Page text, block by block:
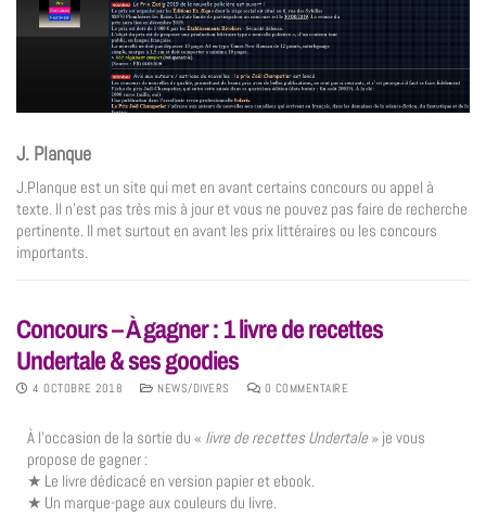
J. Planque
J.Planque est un site qui met en avant certains concours ou appel à
texte. Il n’est pas très mis à jour et vous ne pouvez pas faire de recherche
pertinente. Il met surtout en avant les prix littéraires ou les concours
importants.
Concours – À gagner : 1 livre de recettes
Undertale & ses goodies
4 OCTOBRE 2018 NEWS/DIVERS 0 COMMENTAIRE
À l’occasion de la sortie du « livre de recettes Undertale» je vous
propose de gagner :
★ Le livre dédicacé en version papier et ebook.
★ Un marque-page aux couleurs du livre.